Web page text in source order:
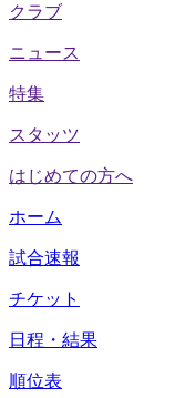
クラブ
ニュース
特集
スタッツ
はじめての方へ
ホーム
試合速報
チケット
日程・結果
順位表